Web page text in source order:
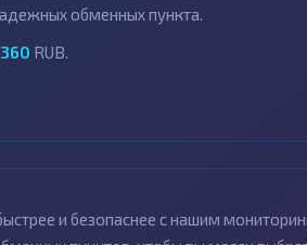
обменных пункта.
RUB.
и безопаснее с нашим